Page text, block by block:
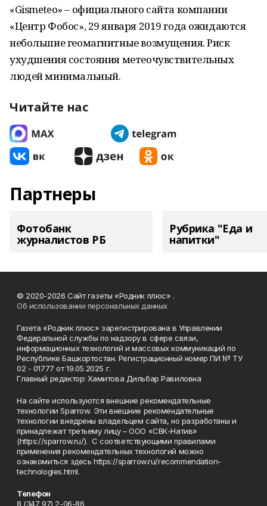
«Gismeteo» – официального сайта компании
«Центр Фобос», 29 января 2019 года ожидаются
небольшие геомагнитные возмущения. Риск
ухудшения состояния метеочувствительных
людей минимальный.
Читайте нас
Партнеры
Фотобанк
журналистов РБ
Рубрика "Еда и
напитки"
© 2020-2026 Сайт газеты «Родник плюс» .
Об использовании персональных данных
Газета «Родник плюс» зарегистрирована в Управлении
Федеральной службы по надзору в сфере связи,
информационных технологий и массовых коммуникаций по
Республике Башкортостан. Регистрационный номер ПИ № ТУ
02 - 01777 от 19.05.2025 г.
Главный редактор: Хамитова Дильбар Равиловна
На сайте используются внешние рекомендательные
технологии Sparrow. Эти внешние рекомендательные
технологии внедрены владельцем сайта, но разработаны и
принадлежат третьему лицу – ООО «СВК-Натив»
(https://sparrow.ru/). С соответствующими правилами
применения рекомендательных технологий можно
ознакомиться здесь https://sparrow.ru/recommendation-
technologies.html.
Телефон
8 (347 97) 2-06-86